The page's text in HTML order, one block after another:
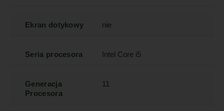
Ekran dotykowy nie
Seria procesora Intel Core i5
Generacja
Procesora
11